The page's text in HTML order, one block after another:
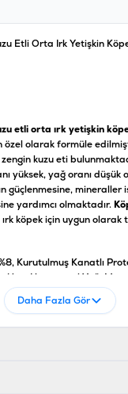
Etli Orta Irk Yetişkin
etli orta ırk yetişkin
özel olarak formüle
kuzu eti
yüksek, yağ oranı
güçlenmesine, mineraller
yardımcı olmaktadır.
köpek için uygun olarak
Kurutulmuş Kanatlı
Unu, Hayvansal Yağ, Mısır,
Kurutulmuş Pancar
%16, İnorganik Madde
Daha Fazla Gör